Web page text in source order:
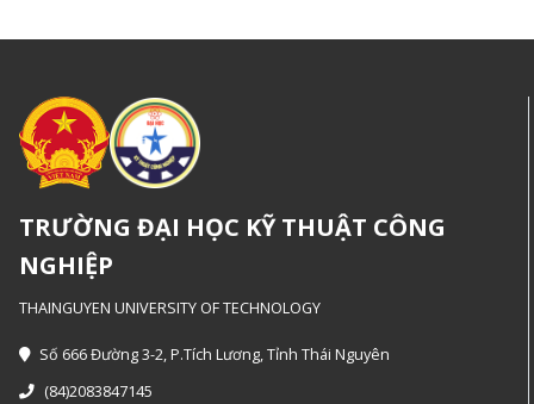
TRƯỜNG ĐẠI HỌC KỸ THUẬT CÔNG
NGHIỆP
THAINGUYEN UNIVERSITY OF TECHNOLOGY
Số 666 Đường 3-2, P.Tích Lương, Tỉnh Thái Nguyên
(84)2083847145